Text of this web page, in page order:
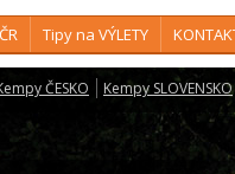
Tipy na VÝLETY
ČESKO Kempy SLOVENSKO